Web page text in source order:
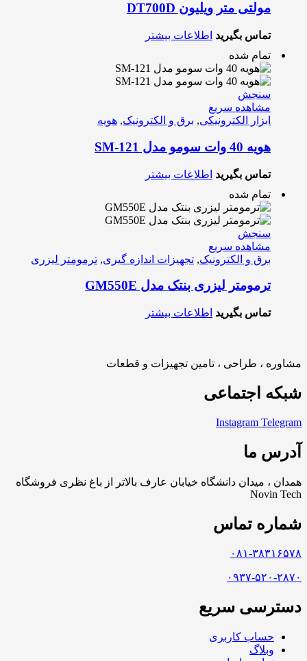
مولتی متر ویلیون DT700D
تماس بگیرید اطلاعات بیشتر
تمام شده
سنجش
مشاهده سریع
ابزار الکترونیکی, برق و الکترونیک, هویه
هویه 40 وات سومو مدل SM-121
تماس بگیرید اطلاعات بیشتر
تمام شده
سنجش
مشاهده سریع
برق و الکترونیک, تجهیزات اندازه گیری, ترمومتر لیزری
ترمومتر لیزری بنتک مدل GM550E
تماس بگیرید اطلاعات بیشتر
مشاوره ، طراحی ، تامین تجهیزات و قطعات
شبکه اجتماعی
Instagram Telegram
آدرس ما
همدان ، میدان دانشگاه خیابان عارف بالاتر از باغ نظری فروشگاه
Novin Tech
شماره تماس
۰۸۱-۳۸۳۱۶۵۷۸
۰۹۳۷-۵۲۰-۲۸۷۰​
دسترسی سریع
حساب کاربری
وبلاگ